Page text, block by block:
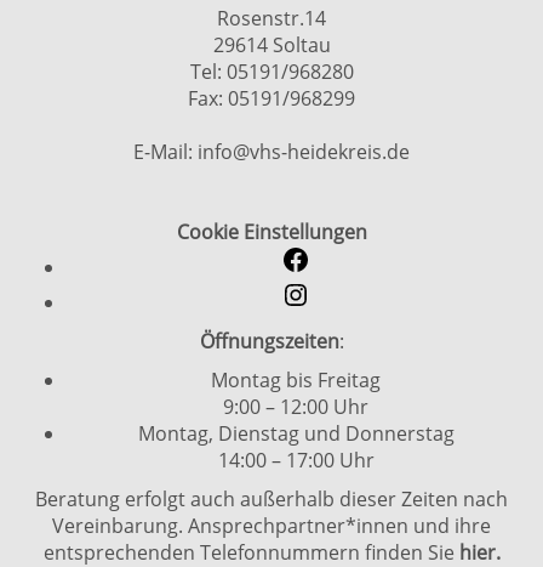
Rosenstr.14
29614 Soltau
Tel: 05191/968280
Fax: 05191/968299
E-Mail: info@vhs-heidekreis.de
Cookie Einstellungen
Öffnungszeiten:
Montag bis Freitag
9:00 – 12:00 Uhr
Montag, Dienstag und Donnerstag
14:00 – 17:00 Uhr
Beratung erfolgt auch außerhalb dieser Zeiten nach
Vereinbarung. Ansprechpartner*innen und ihre
entsprechenden Telefonnummern finden Sie hier.